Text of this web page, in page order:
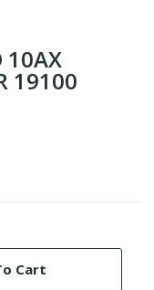
10AX
19100
Cart